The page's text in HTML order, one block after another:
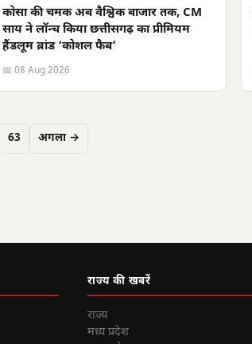
कोसा की चमक अब वैश्विक बाजार तक, CM
साय ने लॉन्च किया छत्तीसगढ़ का प्रीमियम
हैंडलूम ब्रांड ‘कोशल फैब’
📅 08 Aug 2026
63 अगला →
राज्य की खबरें
राज्य
मध्य प्रदेश